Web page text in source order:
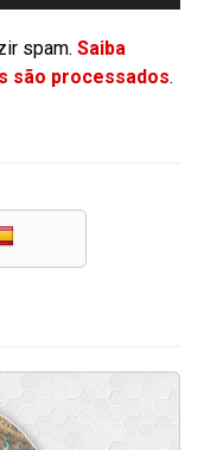
spam. Saiba
são processados.